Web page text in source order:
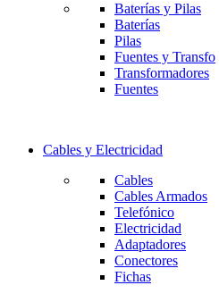
Baterías y Pilas
Baterías
Pilas
Fuentes y Transfo
Transformadores
Fuentes
Cables y Electricidad
Cables
Cables Armados
Telefónico
Electricidad
Adaptadores
Conectores
Fichas